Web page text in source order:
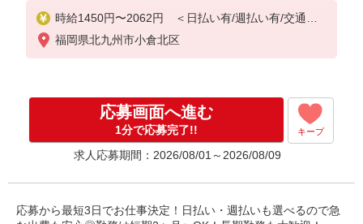
時給1450円〜2062円 ＜日払い有/週払い有/交通費
全支給(ガソリン代含む)＞
福岡県北九州市小倉北区
応募画面へ進む
1分で応募完了!! キープ
求人応募期間：2026/08/01～2026/08/09
応募から最短3日でお仕事決定！日払い・週払いも選べるので急